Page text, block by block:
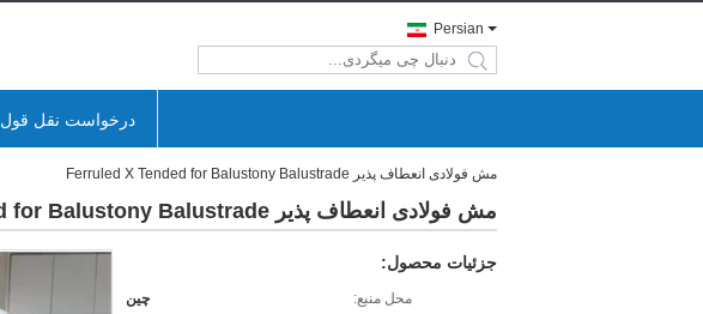
Persian
search
درخواست نقل قول
مش فولادی انعطاف پذیر Ferruled X Tended for Balustony Balustrade
مش فولادی انعطاف پذیر Ferruled X Tended for Balustony Balustrade
جزئیات محصول:
محل منبع:
چین